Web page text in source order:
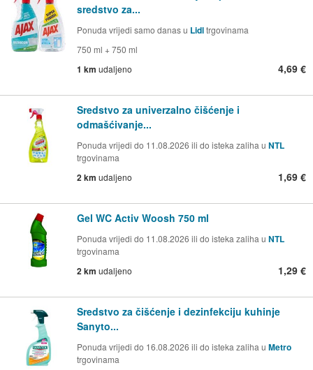
sredstvo za...
Ponuda vrijedi samo danas u Lidltrgovinama
750 ml + 750 ml
1 km udaljeno 4,69 €
Sredstvo za univerzalno čišćenje i
odmašćivanje...
Ponuda vrijedi do 11.08.2026 ili do isteka zaliha u NTL
trgovinama
2 km udaljeno 1,69 €
Gel WC Activ Woosh 750 ml
Ponuda vrijedi do 11.08.2026 ili do isteka zaliha u NTL
trgovinama
2 km udaljeno 1,29 €
Sredstvo za čišćenje i dezinfekciju kuhinje
Sanyto...
Ponuda vrijedi do 16.08.2026 ili do isteka zaliha u Metro
trgovinama